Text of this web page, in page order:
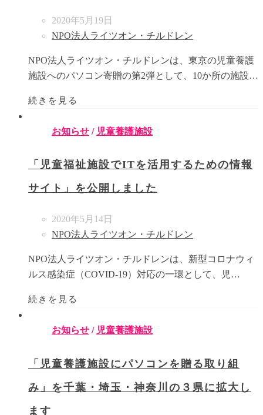
2020年5月19日
NPO法人ライツオン・チルドレン
NPO法人ライツオン・チルドレンは、東京の児童養護
施設へのパソコン寄贈の第2弾として、10か所の施設…
続きを見る
お知らせ / 児童養護施設
「児童福祉施設でITを活用するための情報
サイト」を公開しました
2020年5月14日
NPO法人ライツオン・チルドレン
NPO法人ライツオン・チルドレンは、新型コロナウィ
ルス感染症（COVID-19）対応の一環として、児…
続きを見る
お知らせ / 児童養護施設
「児童養護施設にパソコンを贈る取り組
み」を千葉・埼玉・神奈川の３県に拡大し
ます